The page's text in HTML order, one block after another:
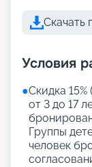
Скачать
Условия
●Скидка 15%
от 3 до 17
Группы
человек